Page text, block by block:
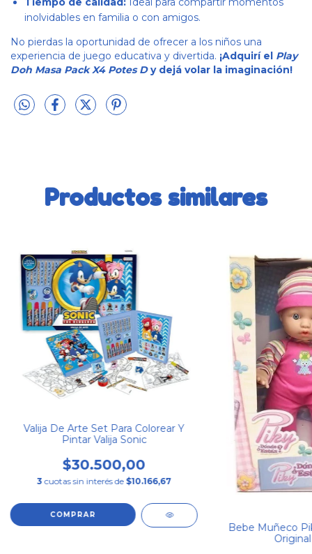
inolvidables en familia o con amigos.
No pierdas la oportunidad de ofrecer a los niños una
experiencia de juego educativa y divertida. ¡Adquirí el Play
Doh Masa Pack X4 Potes Dy dejá volar la imaginación!
Productos similares
Valija De Arte Set Para Colorear Y
Pintar Valija Sonic
$30.500,00
3 cuotas sin interés de $10.166,67
Bebe Muñeco